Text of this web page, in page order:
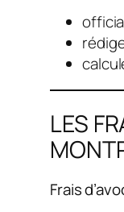
LES
Frais